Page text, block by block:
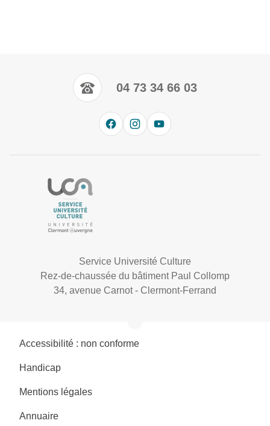
04 73 34 66 03
Service Université Culture
Rez-de-chaussée du bâtiment Paul Collomp
34, avenue Carnot - Clermont-Ferrand
Accessibilité : non conforme
Handicap
Mentions légales
Annuaire